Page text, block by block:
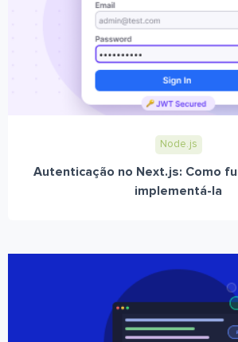
Node.js
Autenticação no Next.js: Como
implementá-la